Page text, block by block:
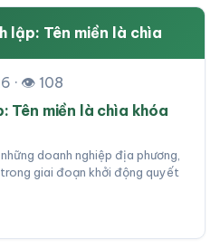
lập: Tên miền là chìa
· 👁 108
Tên miền là chìa khóa
doanh nghiệp địa phương,
giai đoạn khởi động quyết